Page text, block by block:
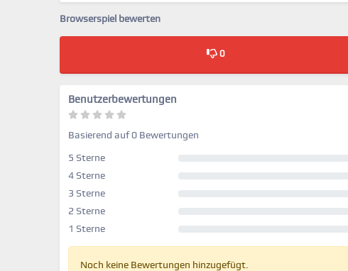
Browserspiel bewerten
0
Benutzerbewertungen
Basierend auf 0 Bewertungen
5 Sterne
4 Sterne
3 Sterne
2 Sterne
1 Sterne
Noch keine Bewertungen hinzugefügt.